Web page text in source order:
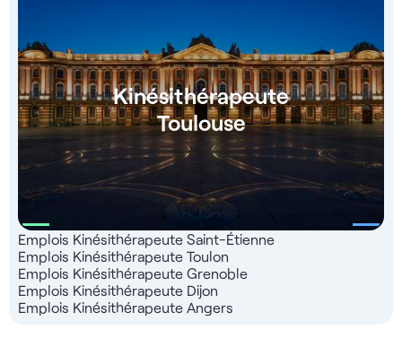
Kinésithérapeute
Toulouse
Emplois Kinésithérapeute Saint-Étienne
Emplois Kinésithérapeute Toulon
Emplois Kinésithérapeute Grenoble
Emplois Kinésithérapeute Dijon
Emplois Kinésithérapeute Angers